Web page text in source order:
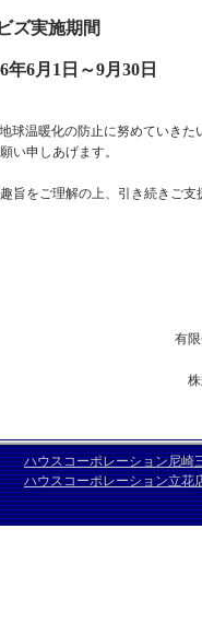
ズ実施期間
年6月1日～9月30日
温暖化の防止に努めていきた
い申しあげます。
旨をご理解の上、引き続きご支
有
ハウスコーポレーション尼崎
ハウスコーポレーション立花